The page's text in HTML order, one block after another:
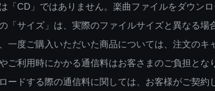
「CD」ではありません。楽曲ファイルをダウン
「サイズ」は、実際のファイルサイズと異なる場
一度ご購入いただいた商品については、注文のキ
ご利用時にかかる通信料はお客さまのご負担とな
ードする際の通信料に関しては、お客様がご契